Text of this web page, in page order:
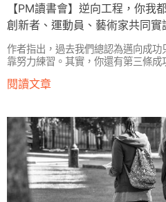
【PM讀書會】逆向工程，你我
創新者、運動員、藝術家共同實
作者指出，過去我們總認為邁向成
靠努力練習。其實，你還有第三條成
閱讀文章